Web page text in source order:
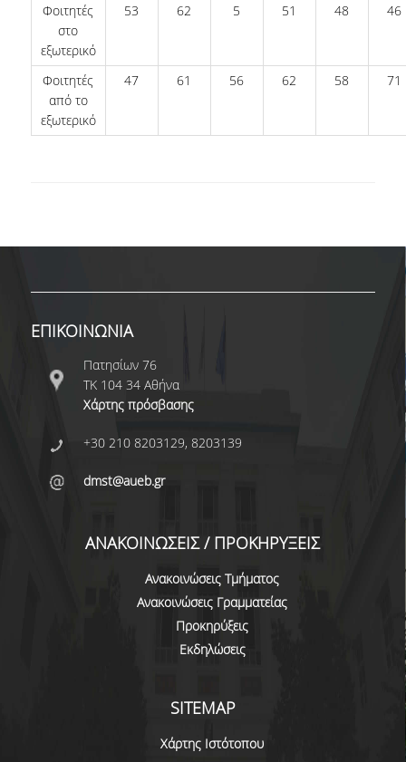
ΔΙΑΧΕΙΡΙΣΗ ΠΑΡΑΠΟΝΩΝ ΦΟΙΤΗΤΩΝ
ΠΡΟΓΡΑΜΜΑΤΑ ΜΕΤΑΠΤΥΧΙΑΚΩΝ ΣΠΟΥΔΩΝ
ΥΠΟΨΗΦΙΟΙ ΔΙΔΑΚΤΟΡΕΣ
ΠΡΟΓΡΑΜΜΑ ERASMUS+
ΜΑΘΗΜΑΤΑ ΠΟΥ ΠΡΟΣΦΕΡΕΙ ΤΟ
ΤΜΗΜΑ
FAQS
ΔΙΑΣΦΑΛΙΣΗ ΠΟΙΟΤΗΤΑΣ
ΠΟΛΙΤΙΚΗ ΔΙΑΣΦΑΛΙΣΗΣ ΠΟΙΟΤΗΤΑΣ
ΠΙΣΤΟΠΟΙΗΣΗ
ΑΞΙΟΛΟΓΗΣΗ
Φοιτητές
στο
εξωτερικό
53 62 5 51 48 46
Φοιτητές
από το
εξωτερικό
47 61 56 62 58 71
ΕΠΙΚΟΙΝΩΝΙΑ
Πατησίων 76
ΤΚ 104 34 Αθήνα
Χάρτης πρόσβασης
+30 210 8203129, 8203139
dmst@aueb.gr
ΑΝΑΚΟΙΝΩΣΕΙΣ / ΠΡΟΚΗΡΥΞΕΙΣ
Ανακοινώσεις Τμήματος
Ανακοινώσεις Γραμματείας
Προκηρύξεις
Εκδηλώσεις
SITEMAP
Χάρτης Ιστότοπου